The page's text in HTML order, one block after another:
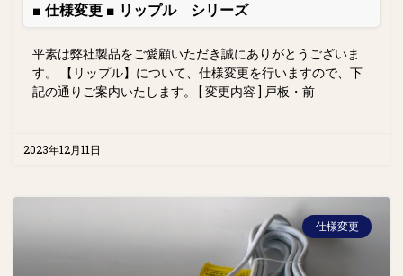
■ 仕様変更 ■ リップル シリーズ
平素は弊社製品をご愛顧いただき誠にありがとうございま
す。 【リップル】について、仕様変更を行いますので、下
記の通りご案内いたします。 [ 変更内容 ] 戸板・前
2023年12月11日
仕様変更